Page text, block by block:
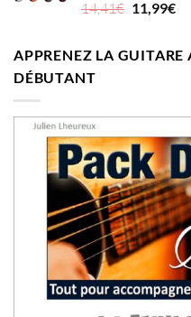
Note5.00
sur 5
14,41€ Le
était :
11,99€Le
APPRENEZ LA GUITARE
DÉBUTANT